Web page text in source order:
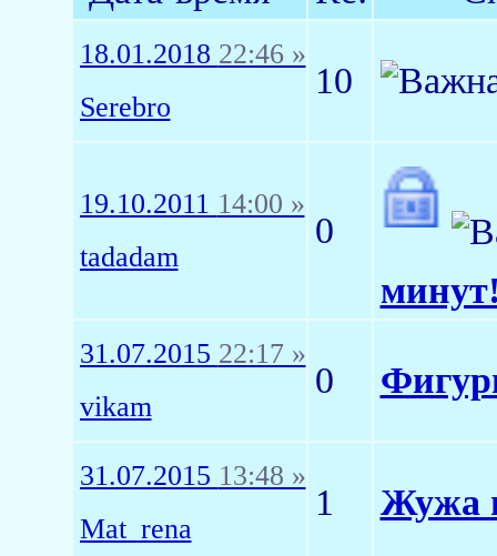
18.01.2018 22:46 »
Serebro
10
19.10.2011 14:00 »
tadadam
0
31.07.2015 22:17 »
vikam
0
31.07.2015 13:48 »
Mat_rena
1 Жужа